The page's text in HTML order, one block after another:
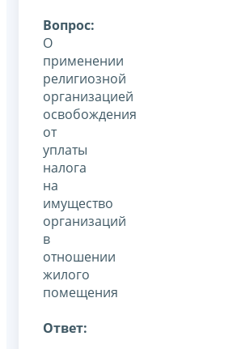
Вопрос:
О
применении
религиозной
организацией
освобождения
от
уплаты
налога
на
имущество
организаций
в
отношении
жилого
помещения
Ответ: